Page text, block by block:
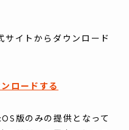
イトからダウンロード
ロードする
版のみの提供となって